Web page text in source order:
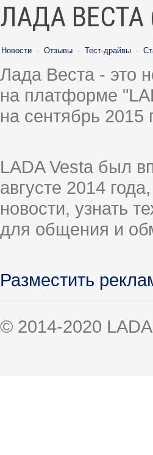
ЛАДА ВЕСТА
Новости · Отзывы · Тест-драйвы ·
Лада Веста - это
на платформе
на сентябрь
LADA Vesta был
августе 2014
новости, узнать
для общения и
Разместить
© 2014-2020